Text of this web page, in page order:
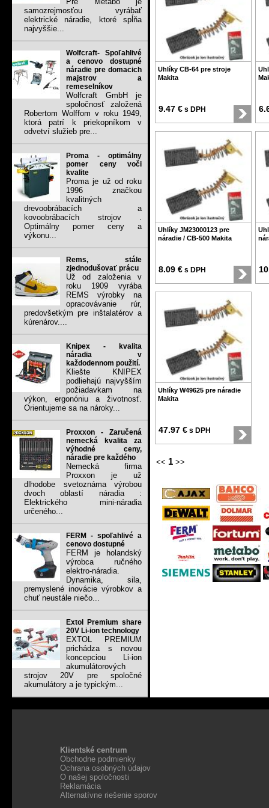
samozrejmosťou vyrábať
elektrické náradie, ktoré spĺňa
najvyššie...
Wolfcraft- Spoľahlivé
a cenovo dostupné
náradie pre domacich
majstrov a
remeselníkov
Wolfcraft GmbH je
spoločnosť založená
Robertom Wolffom v roku 1949,
ktorá patrí k priekopníkom v
odvetví služieb pre...
Proma - optimálny
pomer ceny voči
kvalite
Proma je už od roku
1996 značkou
kvalitných
drevoobrábacích a
kovoobrábacích strojov .
Optimálny pomer ceny a
výkonu...
Rems, stále
zjednodušovať prácu
Už od založenia v
roku 1909 vyrába
REMS výrobky na
opracovávanie rúr,
predovšetkým pre inštalatérov a
kúrenárov....
Knipex - kvalita
náradia v
každodennom použití.
Kliešte KNIPEX
podliehajú najvyšším
požiadavkam na
výkon, ergonóniu a životnosť.
Orientujeme sa na nároky...
Proxxon - Zaručená
nemecká kvalita za
výhodné ceny,
náradie pre každého
Nemecká firma
Proxxon je už
dlhodobe svetoznáma výrobou
dvoch oblastí náradia :
Elektrického mini-náradia
určeného...
FERM - spoľahlivé a
cenovo dostupné
FERM je holandský
výrobca ručného
elektro-náradia.
Dynamika, sila,
premyslené inovácie výrobkov a
chuť neustále niečo...
Extol Premium share
20V Li-ion technology
EXTOL PREMIUM
prichádza s novou
koncepciou Li-ion
akumulátorových
strojov 20V pre spoločné
akumulátory a je typickým...
Uhlíky CB-64 pre stroje
Makita
9.47 € s DPH
Uhlíky JM23000123 pre
náradie / CB-500 Makita
8.09 € s DPH
Uhlíky W49625 pre náradie
Makita
47.97 € s DPH
<< 1 >>
Klientské centrum
Obchodne podmienky
Ochrana osobných údajov
O našej spoločnosti
Reklamácia
Alternatívne riešenie sporov